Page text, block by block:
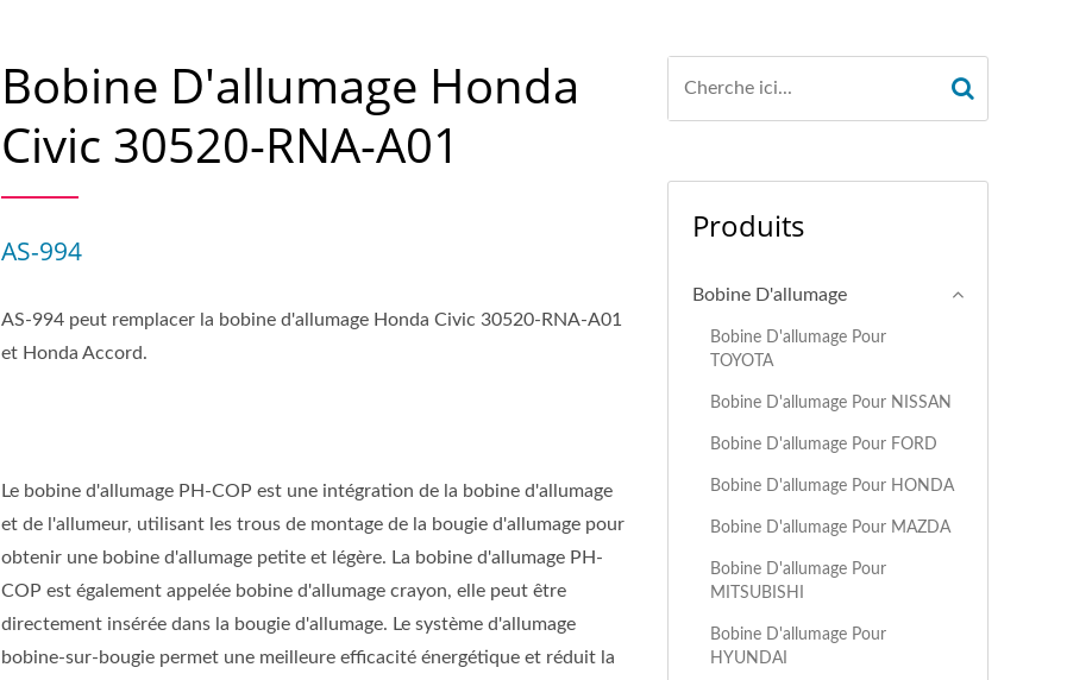
Bobine D'allumage Honda
Civic 30520-RNA-A01
AS-994
AS-994 peut remplacer la bobine d'allumage Honda Civic 30520-RNA-A01
et Honda Accord.
Le bobine d'allumage PH-COP est une intégration de la bobine d'allumage
et de l'allumeur, utilisant les trous de montage de la bougie d'allumage pour
obtenir une bobine d'allumage petite et légère. La bobine d'allumage PH-
COP est également appelée bobine d'allumage crayon, elle peut être
directement insérée dans la bougie d'allumage. Le système d'allumage
bobine-sur-bougie permet une meilleure efficacité énergétique et réduit la
Produits
Bobine D'allumage
Bobine D'allumage Pour
TOYOTA
Bobine D'allumage Pour NISSAN
Bobine D'allumage Pour FORD
Bobine D'allumage Pour HONDA
Bobine D'allumage Pour MAZDA
Bobine D'allumage Pour
MITSUBISHI
Bobine D'allumage Pour
HYUNDAI